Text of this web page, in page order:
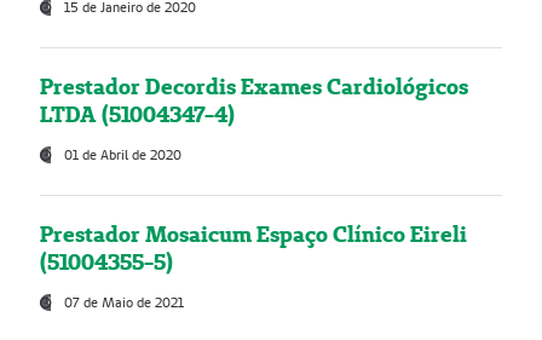
15 de Janeiro de 2020
Prestador Decordis Exames Cardiológicos
LTDA (51004347-4)
01 de Abril de 2020
Prestador Mosaicum Espaço Clínico Eireli
(51004355-5)
07 de Maio de 2021